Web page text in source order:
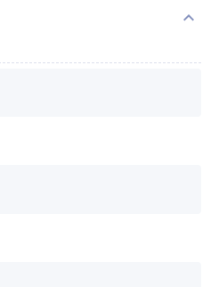
expand_more